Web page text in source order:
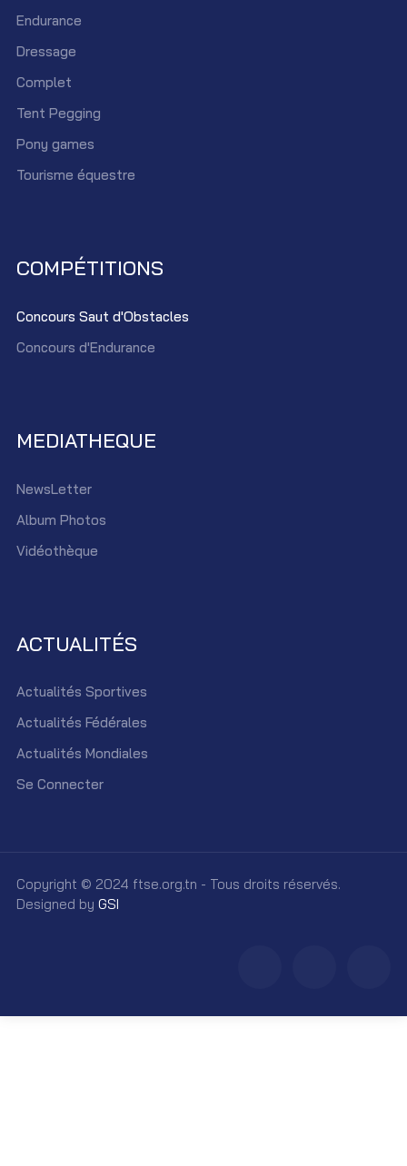
Endurance
Dressage
Complet
Tent Pegging
Pony games
Tourisme équestre
COMPÉTITIONS
Concours Saut d'Obstacles
Concours d'Endurance
MEDIATHEQUE
NewsLetter
Album Photos
Vidéothèque
ACTUALITÉS
Actualités Sportives
Actualités Fédérales
Actualités Mondiales
Se Connecter
Copyright © 2024 ftse.org.tn - Tous droits réservés.
Designed by GSI